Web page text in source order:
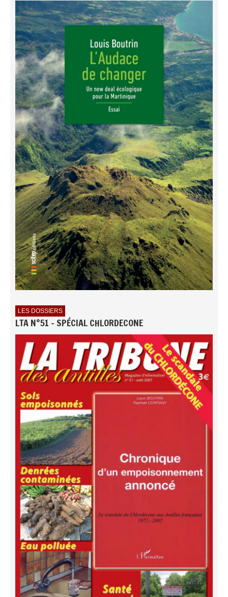
LES DOSSIERS
LTA N°51 - SPÉCIAL CHLORDECONE